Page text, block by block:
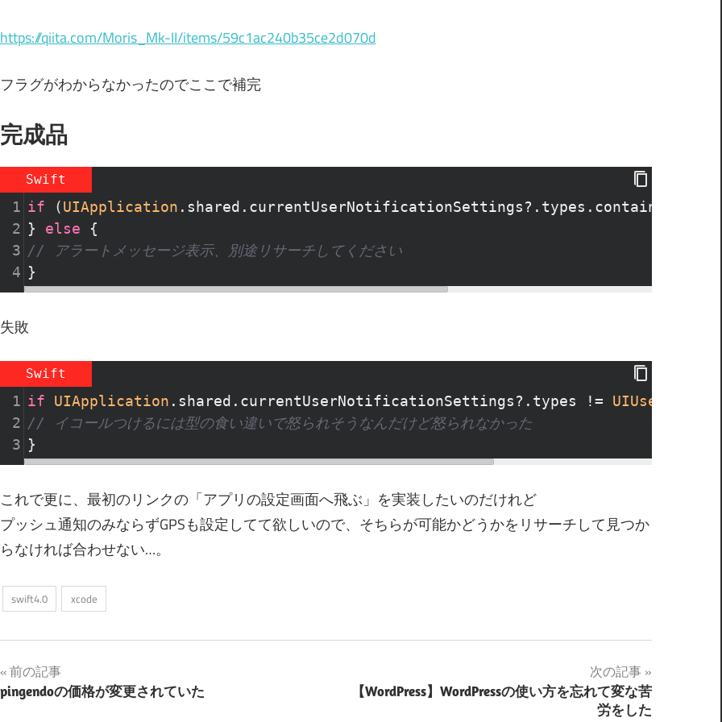
https://qiita.com/Moris_Mk-II/items/59c1ac240b35ce2d070d
フラグがわからなかったのでここで補完
完成品
Swift
1 if (UIApplication .shared.currentUserNotificationSettings? .types.contains
2 } else
{
3 // アラートメッセージ表示、別途リサーチしてください
4 }
失敗
Swift
1 if UIApplication .shared.currentUserNotificationSettings? .types !=
2 // イコールつけるには型の食い違いで怒られそうなんだけど怒られなかった
3 }
これで更に、最初のリンクの「アプリの設定画面へ飛ぶ」を実装したいのだけれど
プッシュ通知のみならずGPSも設定してて欲しいので、そちらが可能かどうかをリサーチして見つか
らなければ合わせない…。
swift4.0 xcode
投
稿
前の記事
pingendoの価格が変更されていた
次の記事
【WordPress】WordPressの使い方を忘れて変な苦
労をした